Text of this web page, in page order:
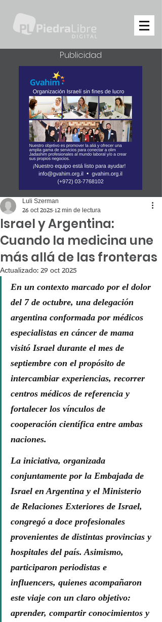
Israel y Argentina:
Cuando la medicina une
más allá de las fronteras
Luli Szerman
26 oct 2025 12 min de lectura
Actualizado: 29 oct 2025
En un contexto marcado por el dolor
del 7 de octubre, una delegación
argentina conformada por médicos
especialistas en cáncer de mama
visitó Israel durante el mes de
septiembre con el propósito de
intercambiar experiencias, recorrer
centros médicos de referencia y
fortalecer los vínculos de
cooperación científica entre ambas
naciones.
La iniciativa, organizada
conjuntamente por la Embajada de
Israel en Argentina y el Ministerio
de Relaciones Exteriores de Israel,
congregó a doce profesionales
provenientes de distintas provincias y
hospitales del país. Asimismo,
participaron periodistas e
influencers, quienes acompañaron
este viaje con un claro objetivo:
aprender, compartir conocimientos y
Publicidad